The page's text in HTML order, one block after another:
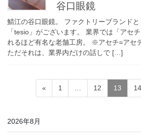
谷口眼鏡
鯖江の谷口眼鏡。 ファクトリーブランドと
「tesio」がございます。 業界では「アセ
れるほど有名な老舗工房。 ※アセチ=アセ
ただそれは、業界内だけの話しで […]
ペ
«
固
定
ジ
1 …
固
定
ジ
12
固
定
ジ
13
固
定
ジ
14
2026年8月